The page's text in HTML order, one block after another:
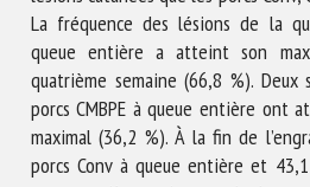
La fréquence des lésions de la
queue entière a atteint son
quatrième semaine (66,8 %). Deux
porcs CMBPE à queue entière ont
maximal (36,2 %). À la fin de
porcs Conv à queue entière et